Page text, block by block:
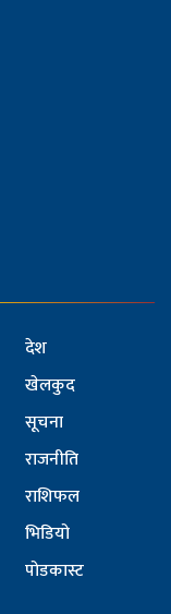
देश
खेलकुद
सूचना
राजनीति
राशिफल
भिडियो
पोडकास्ट